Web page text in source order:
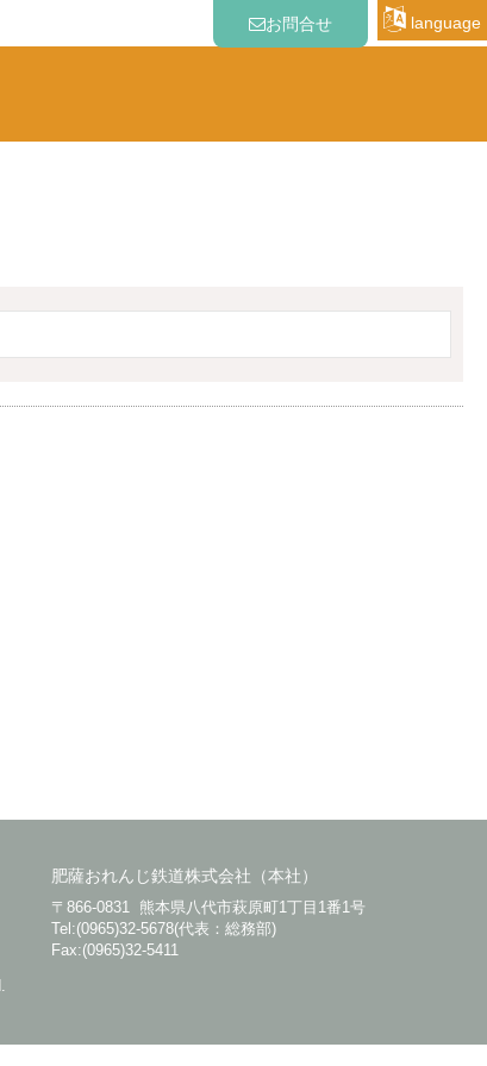
お問合せ language
肥薩おれんじ鉄道株式会社（本社）
〒866-0831 熊本県八代市萩原町1丁目1番1号
Tel:(0965)32-5678(代表：総務部)
Fax:(0965)32-5411